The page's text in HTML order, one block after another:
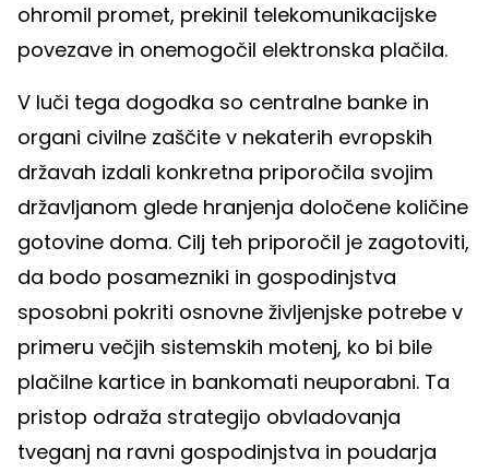
ohromil promet, prekinil telekomunikacijske
povezave in onemogočil elektronska plačila.
V luči tega dogodka so centralne banke in
organi civilne zaščite v nekaterih evropskih
državah izdali konkretna priporočila svojim
državljanom glede hranjenja določene količine
gotovine doma. Cilj teh priporočil je zagotoviti,
da bodo posamezniki in gospodinjstva
sposobni pokriti osnovne življenjske potrebe v
primeru večjih sistemskih motenj, ko bi bile
plačilne kartice in bankomati neuporabni. Ta
pristop odraža strategijo obvladovanja
tveganj na ravni gospodinjstva in poudarja